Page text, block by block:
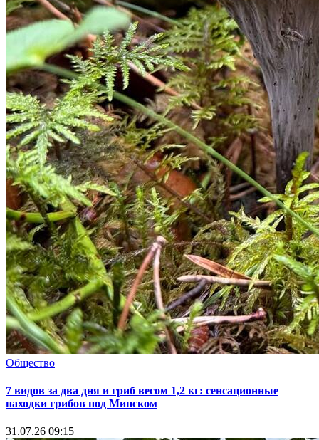
Общество
7 видов за два дня и гриб весом 1,2 кг: сенсационные
находки грибов под Минском
31.07.26 09:15